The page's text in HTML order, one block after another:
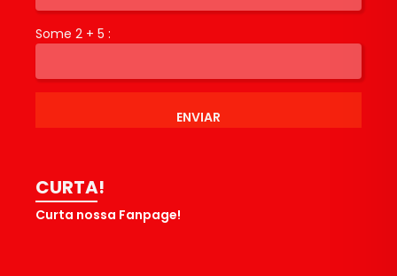
Some 2 + 5 :
ENVIAR
CURTA!
Curta nossa Fanpage!